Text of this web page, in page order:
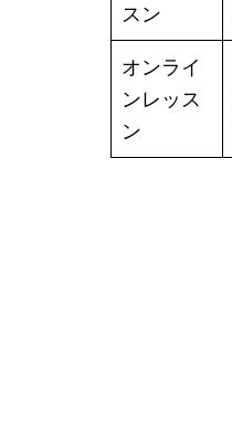
スン
オンライ
ンレッス
ン